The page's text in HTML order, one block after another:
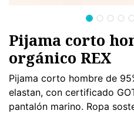
Pijama corto
orgánico REX
Pijama corto hombre de
elastan, con certificado
pantalón marino. Ropa